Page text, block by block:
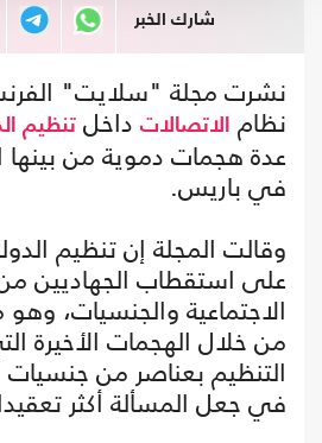
شارك الخبر
نشرت مجلة "سلايت"
نظام الاتصالات داخل تنظيم
عدة هجمات دموية من بينها
في باريس.
وقالت المجلة إن تنظيم
على استقطاب الجهاديين
الاجتماعية والجنسيات،
من خلال الهجمات الأخيرة
التنظيم بعناصر من جنسيات
في جعل المسألة أكثر تعقيدا